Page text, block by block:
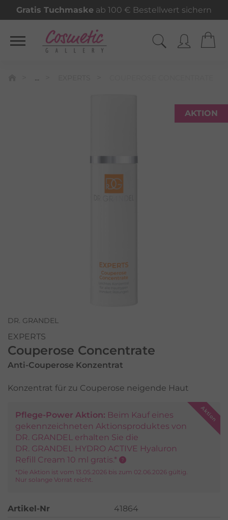
Gratis Tuchmaske ab 100 € Bestellwert sichern
...
AKTION
DR. GRANDEL
EXPERTS
Couperose Concentrate
Anti-Couperose Konzentrat
Konzentrat für zu Couperose neigende Haut
Pflege-Power Aktion: Beim Kauf eines
gekennzeichneten Aktionsproduktes von
DR. GRANDEL erhalten Sie die
DR. GRANDEL HYDRO ACTIVE Hyaluron
Refill Cream 10 ml gratis.*
*Die Aktion ist vom 13.05.2026 bis zum 02.06.2026 gültig.
Nur solange Vorrat reicht.
Artikel-Nr
41864